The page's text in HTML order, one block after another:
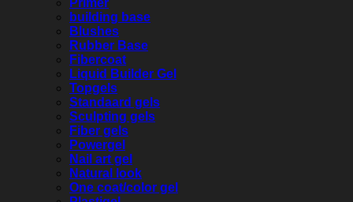
Primer
building base
Blushes
Rubber Base
Fibercoat
Liquid Builder Gel
Topgels
Standaard gels
Sculpting gels
Fiber gels
Powergel
Nail art gel
Natural look
One coat/color gel